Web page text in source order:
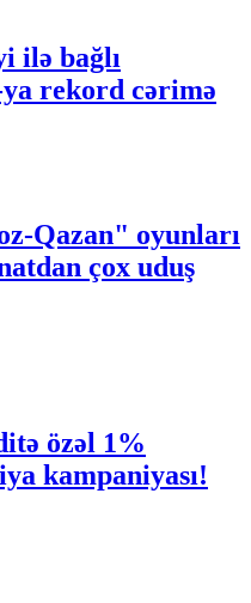
ilə bağlı
rekord cərimə
Qazan" oyunları
çox uduş
özəl 1%
kampaniyası!